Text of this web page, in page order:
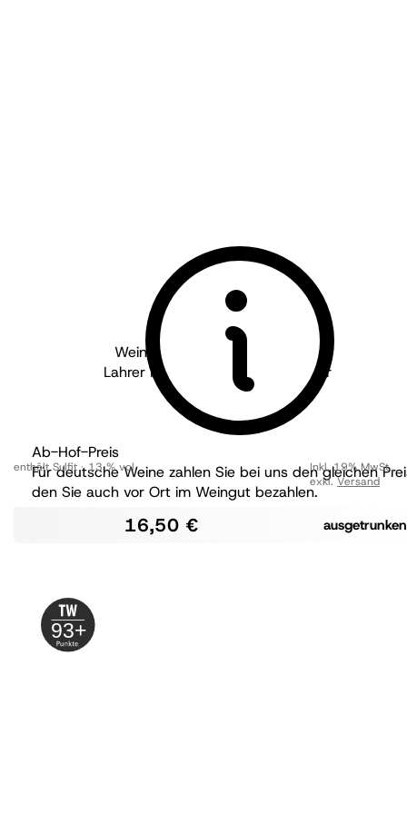
Weingut Wöhrle - Baden
2024
Lahrer Kronenbühl Grauburgunder
trocken
BIO
Ab-Hof-Preis
Für deutsche Weine zahlen Sie bei uns den gleichen
den Sie auch vor Ort im Weingut bezahlen.
enthält Sulfit 13 % vol
16,50 €
Inkl. 19% MwSt.,
exkl.Versand
ausgetrunken
93+